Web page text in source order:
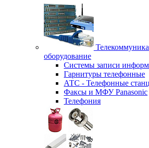
оборудование
Системы записи
Гарнитуры телефонные
АТС - Телефонные
Факсы и МФУ Panasonic
Телефония